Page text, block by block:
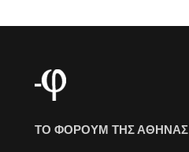
ΤΟ ΦΟΡΟΥΜ ΤΗΣ ΑΘΗΝΑΣ